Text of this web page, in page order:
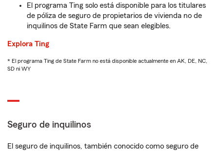
El programa Ting solo está disponible para los titulares
de póliza de seguro de propietarios de vivienda no de
inquilinos de State Farm que sean elegibles.
Explora Ting
* El programa Ting de State Farm no está disponible actualmente en AK, DE, NC,
SD ni WY
Seguro de inquilinos
El seguro de inquilinos, también conocido como seguro de